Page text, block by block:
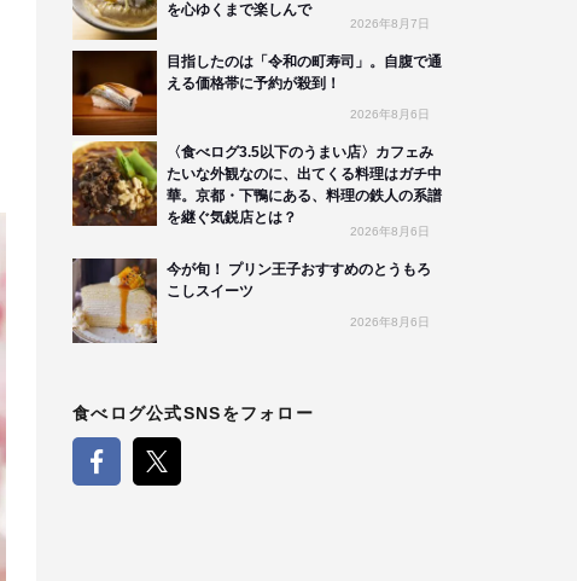
を心ゆくまで楽しんで
2026年8月7日
目指したのは「令和の町寿司」。自腹で通
える価格帯に予約が殺到！
2026年8月6日
〈食べログ3.5以下のうまい店〉カフェみ
たいな外観なのに、出てくる料理はガチ中
華。京都・下鴨にある、料理の鉄人の系譜
を継ぐ気鋭店とは？
2026年8月6日
今が旬！ プリン王子おすすめのとうもろ
こしスイーツ
2026年8月6日
食べログ公式SNSをフォロー